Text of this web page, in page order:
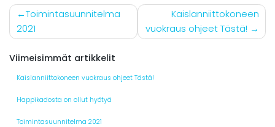
Artikkelien
selaus
Toimintasuunnitelma
2021
Kaislanniittokoneen
vuokraus ohjeet Tästä!
Viimeisimmät artikkelit
Kaislanniittokoneen vuokraus ohjeet Tästä!
Happikadosta on ollut hyötyä
Toimintasuunnitelma 2021